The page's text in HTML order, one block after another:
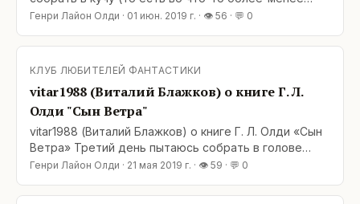
связное) мысли по поводу «Сына Ветра». Ну, во-
кувшина может только сам гусь, если по-
настоящему захочет. (То есть это и до меня
говорили многие, от Диомеда до Мюнхгаузена...)
Хотя бы потому, что по большей
Генри Лайон Олди · 01 июн. 2019 г. · 👁 56 · 💬 0
КЛУБ ЛЮБИТЕЛЕЙ ФАНТАСТИКИ
vitar1988 (Виталий Блажков) о книге Г. Л.
Олди "Сын Ветра"
vitar1988 (Виталий Блажков) о книге Г. Л. Олди «Сын
Ветра» Третий день пытаюсь собрать в голове
свои мысли о «Сыне ветра». И — не могу. Олди, как
полностью разрешающийся в результате. Вот так
Генри Лайон Олди · 21 мая 2019 г. · 👁 59 · 💬 0